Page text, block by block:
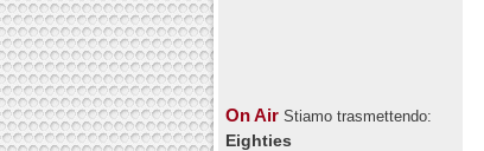
On Air Stiamo trasmettendo:
Eighties